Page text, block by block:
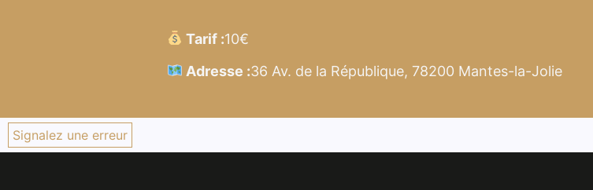
Tarif :10€
Adresse :36 Av. de la République, 78200 Mantes-la-Jolie
Signalez une erreur